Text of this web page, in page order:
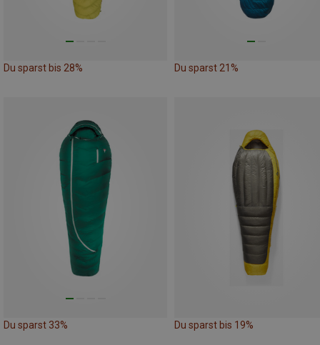
Du sparst bis 28% Du sparst 21%
Du sparst 33% Du sparst bis 19%